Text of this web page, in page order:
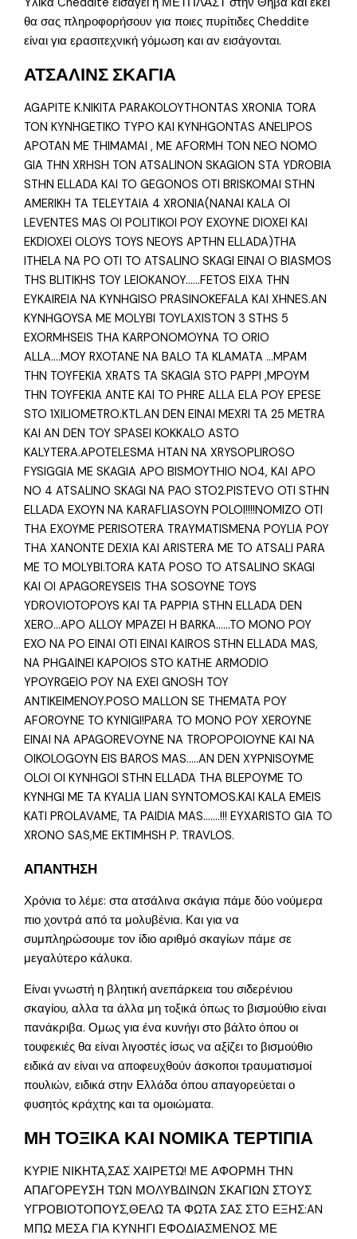
θα σας πληροφορήσουν για ποιες πυρίτιδες Cheddite
είναι για ερασιτεχνική γόμωση και αν εισάγονται.
ΑΤΣΑΛΙΝΣ ΣΚΑΓΙΑ
AGAPITE K.NIKITA PARAKOLOYTHONTAS XRONIA TORA
TON KYNHGETIKO TYPO KAI KYNHGONTAS ANELIPOS
APOTAN ME THIMAMAI , ME AFORMH TON NEO NOMO
GIA THN XRHSH TON ATSALINON SKAGION STA YDROBIA
STHN ELLADA KAI TO GEGONOS OTI BRISKOMAI STHN
AMERIKH TA TELEYTAIA 4 XRONIA(NANAI KALA OI
LEVENTES MAS OI POLITIKOI POY EXOYNE DIOXEI KAI
EKDIOXEI OLOYS TOYS NEOYS APTHN ELLADA)THA
ITHELA NA PO OTI TO ATSALINO SKAGI EINAI O BIASMOS
THS BLITIKHS TOY LEIOKANOY……FETOS EIXA THN
EYKAIREIA NA KYNHGISO PRASINOKEFALA KAI XHNES.AN
KYNHGOYSA ME MOLYBI TOYLAXISTON 3 STHS 5
EXORMHSEIS THA KARPONOMOYNA TO ORIO
ALLA….MOY RXOTANE NA BALO TA KLAMATA …MPAM
THN TOYFEKIA XRATS TA SKAGIA STO PAPPI ,MPOYM
THN TOYFEKIA ANTE KAI TO PHRE ALLA ELA POY EPESE
STO 1XILIOMETRO.KTL.AN DEN EINAI MEXRI TA 25 METRA
KAI AN DEN TOY SPASEI KOKKALO ASTO
KALYTERA.APOTELESMA HTAN NA XRYSOPLIROSO
FYSIGGIA ME SKAGIA APO BISMOYTHIO NO4, KAI APO
NO 4 ATSALINO SKAGI NA PAO STO2.PISTEVO OTI STHN
ELLADA EXOYN NA KARAFLIASOYN POLOI!!!!NOMIZO OTI
THA EXOYME PERISOTERA TRAYMATISMENA POYLIA POY
THA XANONTE DEXIA KAI ARISTERA ME TO ATSALI PARA
ME TO MOLYBI.TORA KATA POSO TO ATSALINO SKAGI
KAI OI APAGOREYSEIS THA SOSOYNE TOYS
YDROVIOTOPOYS KAI TA PAPPIA STHN ELLADA DEN
XERO…APO ALLOY MPAZEI H BARKA……TO MONO POY
EXO NA PO EINAI OTI EINAI KAIROS STHN ELLADA MAS,
NA PHGAINEI KAPOIOS STO KATHE ARMODIO
YPOYRGEIO POY NA EXEI GNOSH TOY
ANTIKEIMENOY.POSO MALLON SE THEMATA POY
AFOROYNE TO KYNIGI!PARA TO MONO POY XEROYNE
EINAI NA APAGOREVOYNE NA TROPOPOIOYNE KAI NA
OIKOLOGOYN EIS BAROS MAS…..AN DEN XYPNISOYME
OLOI OI KYNHGOI STHN ELLADA THA BLEPOYME TO
KYNHGI ME TA KYALIA LIAN SYNTOMOS.KAI KALA EMEIS
KATI PROLAVAME, TA PAIDIA MAS…….!!! EYXARISTO GIA TO
XRONO SAS,ME EKTIMHSH P. TRAVLOS.
ΑΠΑΝΤΗΣΗ
Χρόνια το λέμε: στα ατσάλινα σκάγια πάμε δύο νούμερα
πιο χοντρά από τα μολυβένια. Και για να
συμπληρώσουμε τον ίδιο αριθμό σκαγίων πάμε σε
μεγαλύτερο κάλυκα.
Είναι γνωστή η βλητική ανεπάρκεια του σιδερένιου
σκαγίου, αλλα τα άλλα μη τοξικά όπως το βισμούθιο είναι
πανάκριβα. Ομως για ένα κυνήγι στο βάλτο όπου οι
τουφεκιές θα είναι λιγοστές ίσως να αξίζει το βισμούθιο
ειδικά αν είναι να αποφευχθούν άσκοποι τραυματισμοί
πουλιών, ειδικά στην Ελλάδα όπου απαγορεύεται ο
φυσητός κράχτης και τα ομοιώματα.
ΜΗ ΤΟΞΙΚΑ ΚΑΙ ΝΟΜΙΚΑ ΤΕΡΤΙΠΙΑ
ΚΥΡΙΕ ΝΙΚΗΤΑ,ΣΑΣ ΧΑΙΡΕΤΩ! ΜΕ ΑΦΟΡΜΗ ΤΗΝ
ΑΠΑΓΟΡΕΥΣΗ ΤΩΝ ΜΟΛΥΒΔΙΝΩΝ ΣΚΑΓΙΩΝ ΣΤΟΥΣ
ΥΓΡΟΒΙΟΤΟΠΟΥΣ,ΘΕΛΩ ΤΑ ΦΩΤΑ ΣΑΣ ΣΤΟ ΕΞΗΣ:AN
ΜΠΩ ΜΕΣΑ ΓΙΑ ΚΥΝΗΓΙ ΕΦΟΔΙΑΣΜΕΝΟΣ ΜΕ